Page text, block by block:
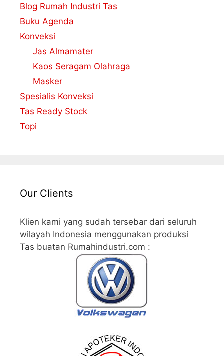
Blog Rumah Industri Tas
Buku Agenda
Konveksi
Jas Almamater
Kaos Seragam Olahraga
Masker
Spesialis Konveksi
Tas Ready Stock
Topi
Our Clients
Klien kami yang sudah tersebar dari seluruh
wilayah Indonesia menggunakan produksi
Tas buatan Rumahindustri.com :